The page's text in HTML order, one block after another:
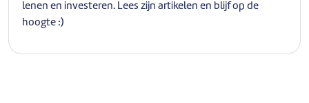
lenen en investeren. Lees zijn artikelen en blijf op de
hoogte :)